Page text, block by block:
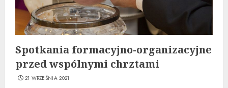
Spotkania formacyjno-organizacyjne
przed wspólnymi chrztami
21 WRZEŚNIA 2021